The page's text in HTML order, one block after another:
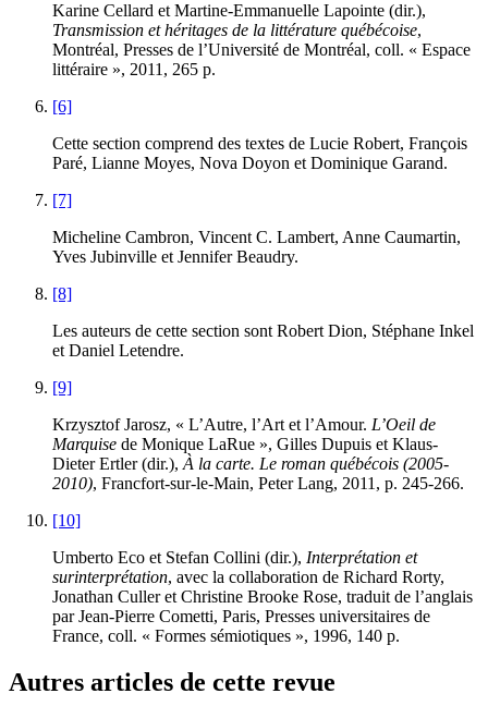
Karine Cellard et Martine-Emmanuelle Lapointe (dir.),
Transmission et héritages de la littérature québécoise,
Montréal, Presses de l’Université de Montréal, coll. « Espace
littéraire », 2011, 265 p.
[6]
Cette section comprend des textes de Lucie Robert, François
Paré, Lianne Moyes, Nova Doyon et Dominique Garand.
[7]
Micheline Cambron, Vincent C. Lambert, Anne Caumartin,
Yves Jubinville et Jennifer Beaudry.
[8]
Les auteurs de cette section sont Robert Dion, Stéphane Inkel
et Daniel Letendre.
[9]
Krzysztof Jarosz, « L’Autre, l’Art et l’Amour. L’Oeil de
Marquise de Monique LaRue », Gilles Dupuis et Klaus-
Dieter Ertler (dir.), À la carte. Le roman québécois (2005-
2010), Francfort-sur-le-Main, Peter Lang, 2011, p. 245-266.
[10]
Umberto Eco et Stefan Collini (dir.), Interprétation et
surinterprétation, avec la collaboration de Richard Rorty,
Jonathan Culler et Christine Brooke Rose, traduit de l’anglais
par Jean-Pierre Cometti, Paris, Presses universitaires de
France, coll. « Formes sémiotiques », 1996, 140 p.
Autres articles de cette revue